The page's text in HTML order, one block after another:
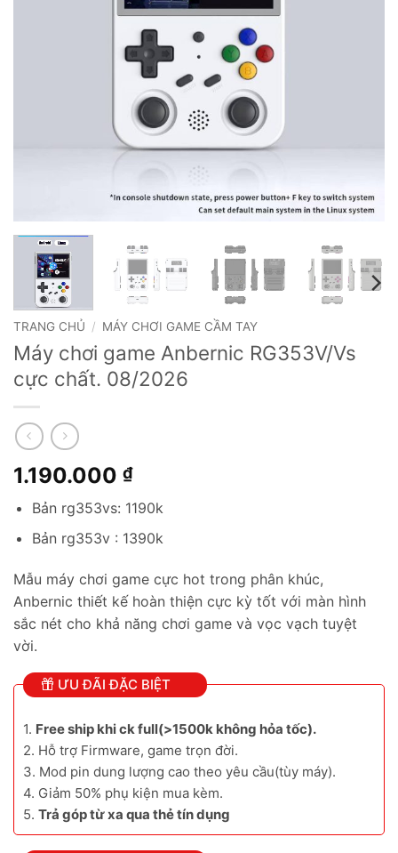
TRANG CHỦ / MÁY CHƠI GAME CẦM TAY
Máy chơi game Anbernic RG353V/Vs
cực chất. 08/2026
1.190.000 ₫
Bản rg353vs: 1190k
Bản rg353v : 1390k
Mẫu máy chơi game cực hot trong phân khúc,
Anbernic thiết kế hoàn thiện cực kỳ tốt với màn hình
sắc nét cho khả năng chơi game và vọc vạch tuyệt
vời.
ƯU ĐÃI ĐẶC BIỆT
1. Free ship khi ck full(>1500k không hỏa tốc).
2. Hỗ trợ Firmware, game trọn đời.
3. Mod pin dung lượng cao theo yêu cầu(tùy máy).
4. Giảm 50% phụ kiện mua kèm.
5. Trả góp từ xa qua thẻ tín dụng